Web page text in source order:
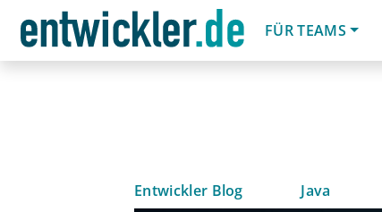
FÜR TEAMS
Entwickler Blog Java